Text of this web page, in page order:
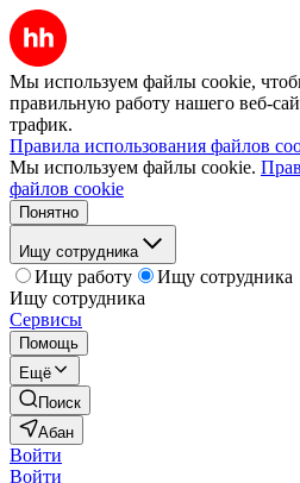
Мы используем файлы cookie,
правильную работу нашего веб-
трафик.
Правила использования файлов
Мы используем файлы cookie.
файлов cookie
Понятно
Ищу сотрудника
Ищу работу
Ищу сотрудника
Ищу сотрудника
Сервисы
Помощь
Ещё
Поиск
Абан
Войти
Войти